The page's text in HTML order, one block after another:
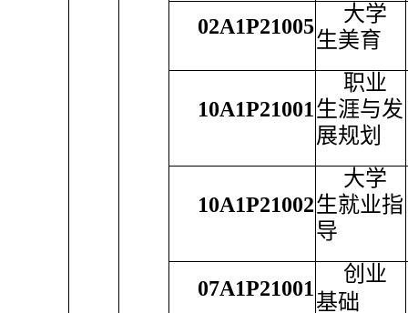
02A1P21005
大学
生美育
10A1P21001
职业
生涯与发
展规划
10A1P21002
大学
生就业指
导
07A1P21001
创业
基础